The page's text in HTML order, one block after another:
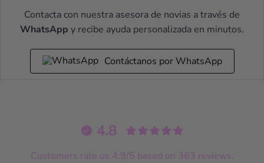
Contacta con nuestra asesora de novias a través de
WhatsApp y recibe ayuda personalizada en minutos.
Contáctanos por WhatsApp
4.8
Customers rate us 4.9/5 based on 363 reviews.